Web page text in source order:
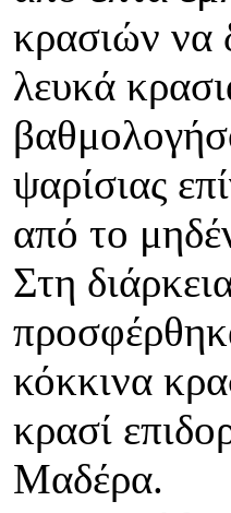
κρασιών να
λευκά
ψαρίσιας
από το
Στη
κόκκινα
κρασί
Μαδέρα.